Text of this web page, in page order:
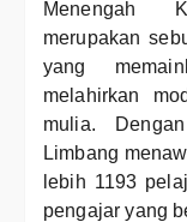
Menengah
merupakan
yang
melahirkan
mulia.
Limbang
lebih 1193
pengajar yang